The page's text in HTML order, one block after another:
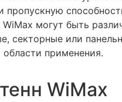
пропускную
могут быть
секторные или
применения.
WiMax